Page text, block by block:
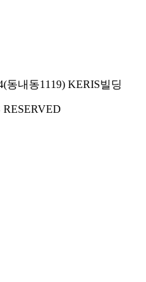
동내동1119) KERIS빌딩